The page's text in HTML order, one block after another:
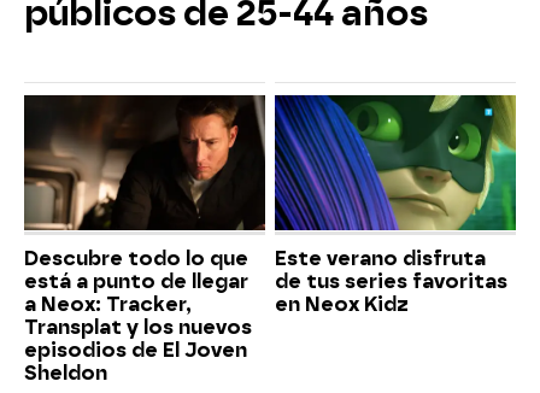
públicos de 25-44 años
Descubre todo lo que
está a punto de llegar
a Neox: Tracker,
Transplat y los nuevos
episodios de El Joven
Sheldon
Este verano disfruta
de tus series favoritas
en Neox Kidz